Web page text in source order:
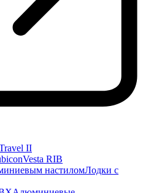
II
Vesta RIB
настиломЛодки с